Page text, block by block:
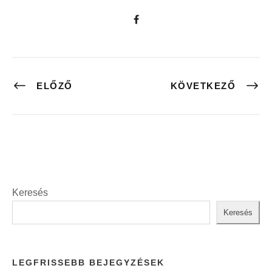
ELŐZŐ KÖVETKEZŐ
Keresés
Keresés
LEGFRISSEBB BEJEGYZÉSEK